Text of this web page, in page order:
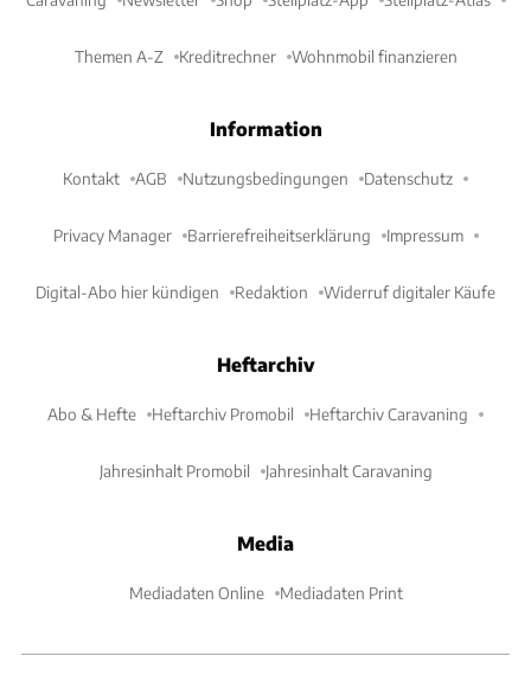
Themen A-Z Kreditrechner Wohnmobil finanzieren
Information
Kontakt AGB Nutzungsbedingungen Datenschutz
Privacy Manager Barrierefreiheitserklärung Impressum
Digital-Abo hier kündigen Redaktion Widerruf digitaler Käufe
Heftarchiv
Abo & Hefte Heftarchiv Promobil Heftarchiv Caravaning
Jahresinhalt Promobil Jahresinhalt Caravaning
Media
Mediadaten Online Mediadaten Print